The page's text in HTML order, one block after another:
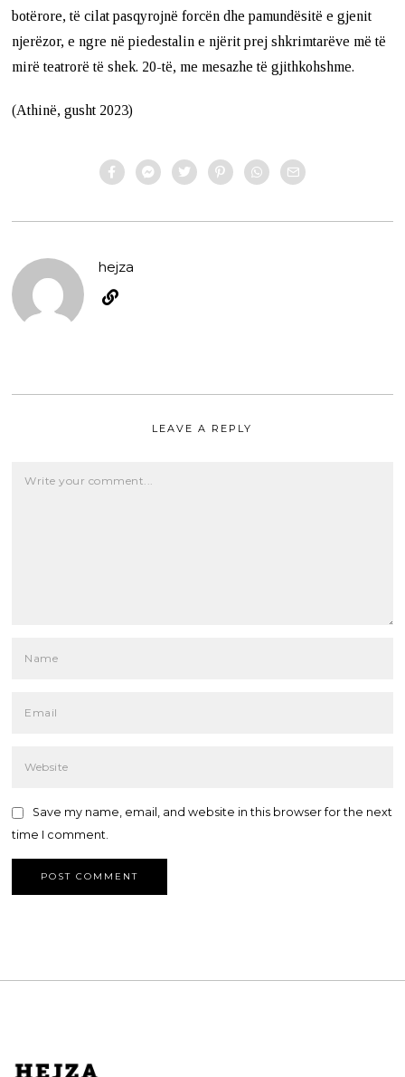
botërore, të cilat pasqyrojnë forcën dhe pamundësitë e gjenit
njerëzor, e ngre në piedestalin e njërit prej shkrimtarëve më të
mirë teatrorë të shek. 20-të, me mesazhe të gjithkohshme.
(Athinë, gusht 2023)
hejza
LEAVE A REPLY
Save my name, email, and website in this browser for the next
time I comment.